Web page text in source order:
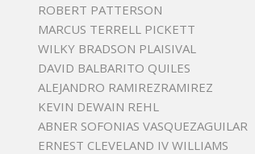
ROBERT PATTERSON
MARCUS TERRELL PICKETT
WILKY BRADSON PLAISIVAL
DAVID BALBARITO QUILES
ALEJANDRO RAMIREZRAMIREZ
KEVIN DEWAIN REHL
ABNER SOFONIAS VASQUEZAGUILAR
ERNEST CLEVELAND IV WILLIAMS